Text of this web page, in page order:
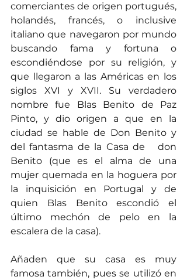
comerciantes de origen portugués,
holandés, francés, o inclusive
italiano que navegaron por mundo
buscando fama y fortuna o
escondiéndose por su religión, y
que llegaron a las Américas en los
siglos XVI y XVII. Su verdadero
nombre fue Blas Benito de Paz
Pinto, y dio origen a que en la
ciudad se hable de Don Benito y
del fantasma de la Casa de   don
Benito (que es el alma de una
mujer quemada en la hoguera por
la inquisición en Portugal y de
quien Blas Benito escondió el
último mechón de pelo en la
escalera de la casa).
Añaden que su casa es muy
famosa también, pues se utilizó en